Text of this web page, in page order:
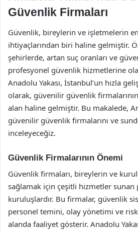
Güvenlik Firmaları
Güvenlik, bireylerin ve işletmelerin
ihtiyaçlarından biri haline gelmiştir.
şehirlerde, artan suç oranları ve
profesyonel güvenlik hizmetlerine
Anadolu Yakası, İstanbul’un hızla
olarak, güvenilir güvenlik
alan haline gelmiştir. Bu makalede,
güvenilir güvenlik firmalarını ve
inceleyeceğiz.
Güvenlik Firmalarının Önemi
Güvenlik firmaları, bireylerin ve
sağlamak için çeşitli hizmetler sunan
kuruluşlardır. Bu firmalar, güvenlik
personel temini, olay yönetimi ve
alanda faaliyet gösterir. Anadolu